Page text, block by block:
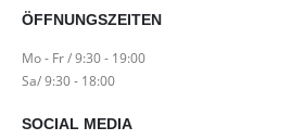
ÖFFNUNGSZEITEN
Mo - Fr / 9:30 - 19:00
Sa/ 9:30 - 18:00
SOCIAL MEDIA